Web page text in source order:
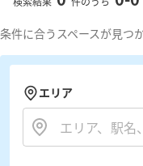
条件に合うスペースが見つ
エリア